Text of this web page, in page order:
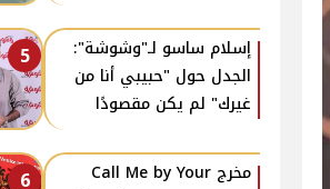
5
إسلام ساسو لـ"وشوشة":
الجدل حول "حبيبي أنا من
غيرك" لم يكن مقصودًا
6
مخرج Call Me by Your